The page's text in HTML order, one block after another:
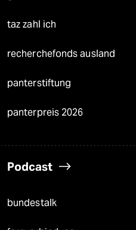
taz zahl ich
recherchefonds ausland
panterstiftung
panterpreis 2026
Podcast
bundestalk